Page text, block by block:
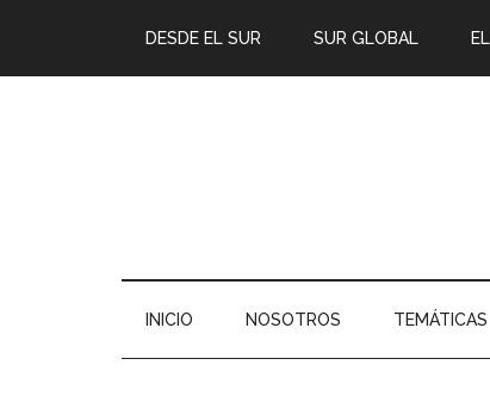
DESDE EL SUR SUR GLOBAL
INICIO NOSOTROS TEMÁTICAS